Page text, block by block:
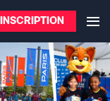
INSCRIPTION